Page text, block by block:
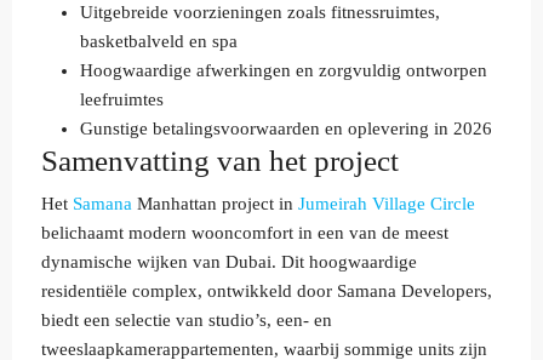
Uitgebreide voorzieningen zoals fitnessruimtes,
basketbalveld en spa
Hoogwaardige afwerkingen en zorgvuldig ontworpen
leefruimtes
Gunstige betalingsvoorwaarden en oplevering in 2026
Samenvatting van het project
Het Samana Manhattan project in Jumeirah Village Circle
belichaamt modern wooncomfort in een van de meest
dynamische wijken van Dubai. Dit hoogwaardige
residentiële complex, ontwikkeld door Samana Developers,
biedt een selectie van studio’s, een- en
tweeslaapkamerappartementen, waarbij sommige units zijn